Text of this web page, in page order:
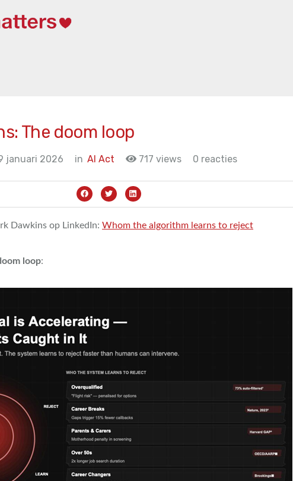
The doom loop
januari 2026 in AI Act 717 views 0 reacties
Dawkins op LinkedIn: Whom the algorithm learns to reject
loop: